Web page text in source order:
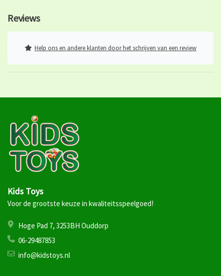
Reviews
Help ons en andere klanten door het schrijven van een review
Kids Toys
Voor de grootste keuze in kwaliteitsspeelgoed!
Hoge Pad 7, 3253BH Ouddorp
06-29487853
info@kidstoys.nl